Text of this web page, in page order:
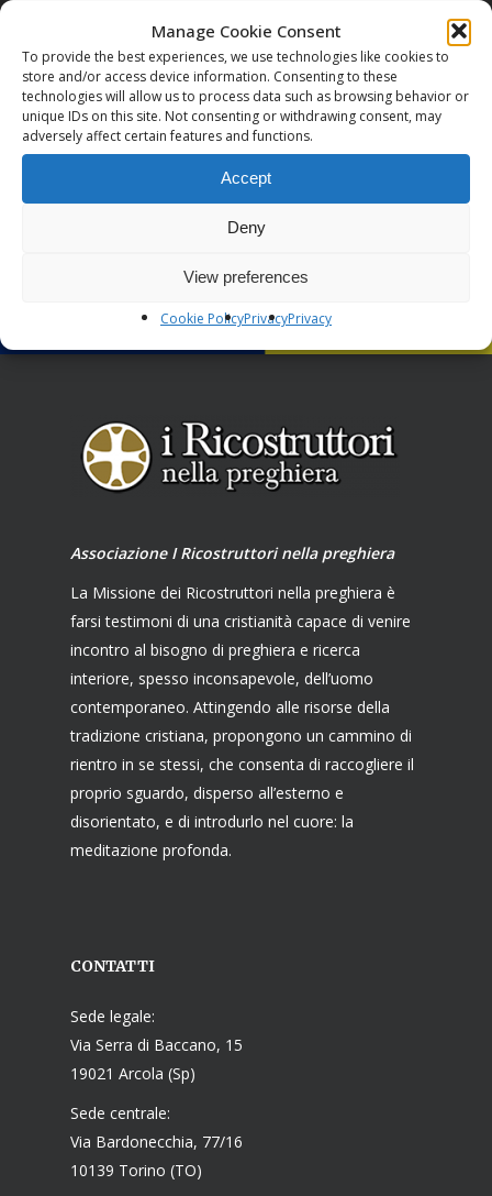
Manage Cookie Consent
To provide the best experiences, we use technologies like cookies to
store and/or access device information. Consenting to these
technologies will allow us to process data such as browsing behavior or
unique IDs on this site. Not consenting or withdrawing consent, may
adversely affect certain features and functions.
Accept
Deny
View preferences
Cookie PolicyPrivacyPrivacy
Next Post
CANZONI BRASILIANE D'AUTORE
Associazione I Ricostruttori nella preghiera
La Missione dei Ricostruttori nella preghiera è
farsi testimoni di una cristianità capace di venire
incontro al bisogno di preghiera e ricerca
interiore, spesso inconsapevole, dell’uomo
contemporaneo. Attingendo alle risorse della
tradizione cristiana, propongono un cammino di
rientro in se stessi, che consenta di raccogliere il
proprio sguardo, disperso all’esterno e
disorientato, e di introdurlo nel cuore: la
meditazione profonda.
CONTATTI
Sede legale:
Via Serra di Baccano, 15
19021 Arcola (Sp)
Sede centrale:
Via Bardonecchia, 77/16
10139 Torino (TO)